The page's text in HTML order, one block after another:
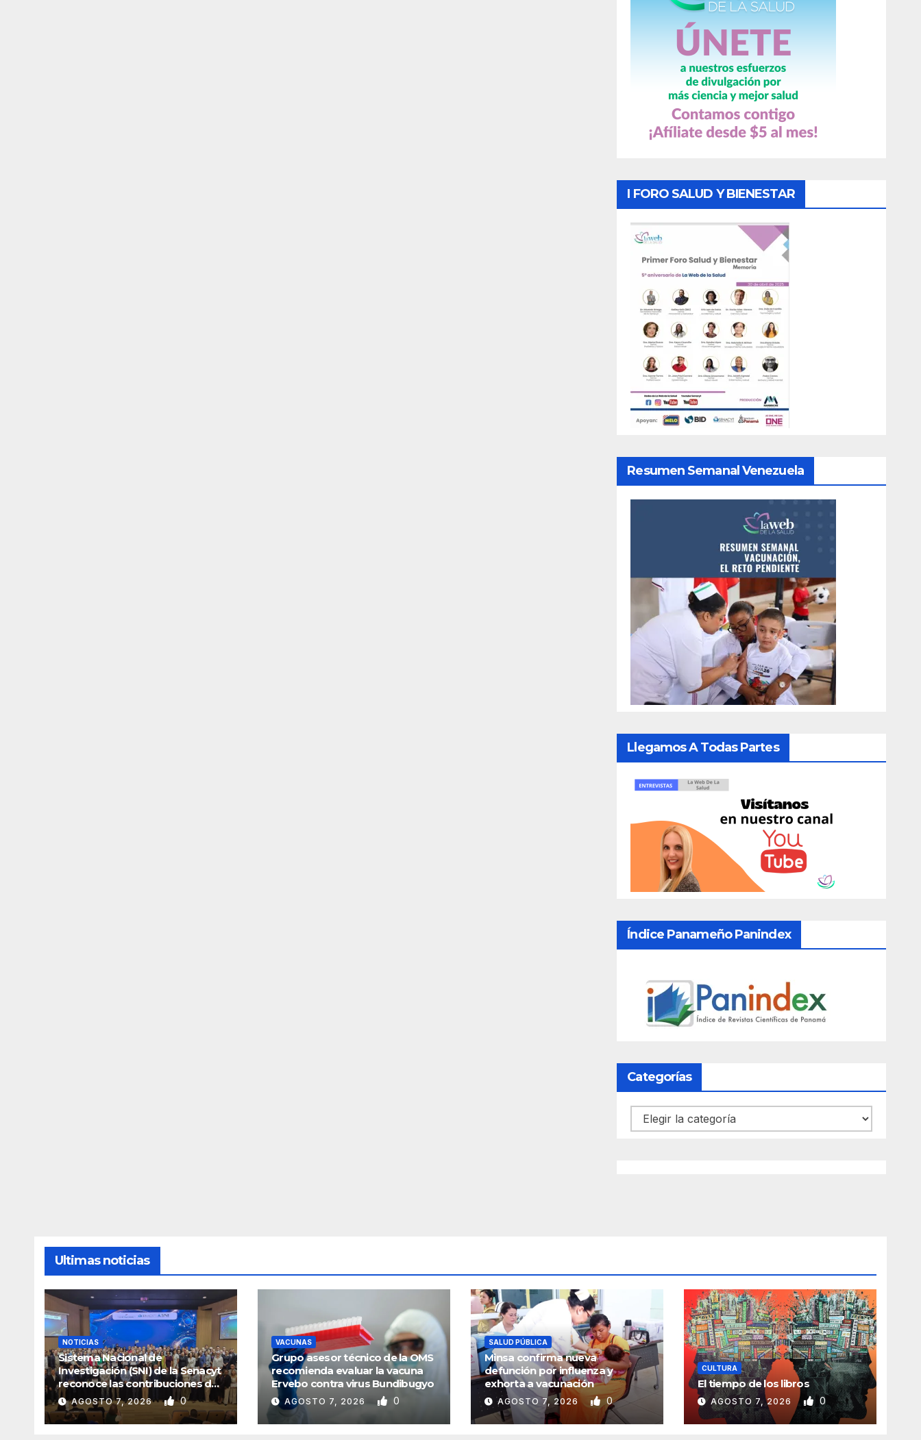
I FORO SALUD Y BIENESTAR
Resumen Semanal Venezuela
Llegamos A Todas Partes
Índice Panameño Panindex
Categorías
Categorías
Ultimas noticias
NOTICIAS
Sistema Nacional de
Investigación (SNI) de la Senacyt
reconoce las contribuciones de
la ciencia panameña
AGOSTO 7, 2026 0
VACUNAS
Grupo asesor técnico de la OMS
recomienda evaluar la vacuna
Ervebo contra virus Bundibugyo
AGOSTO 7, 2026 0
SALUD PÚBLICA
Minsa confirma nueva
defunción por influenza y
exhorta a vacunación
AGOSTO 7, 2026 0
CULTURA
El tiempo de los libros
AGOSTO 7, 2026 0